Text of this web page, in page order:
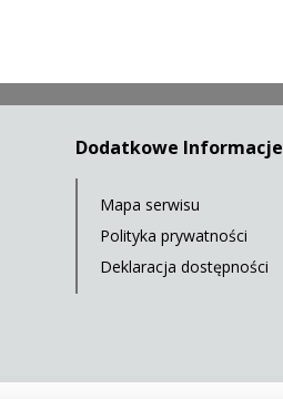
Dodatkowe Informacje
Mapa serwisu
Polityka prywatności
Deklaracja dostępności